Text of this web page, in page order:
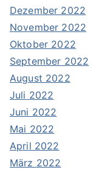
Dezember 2022
November 2022
Oktober 2022
September 2022
August 2022
Juli 2022
Juni 2022
Mai 2022
April 2022
März 2022